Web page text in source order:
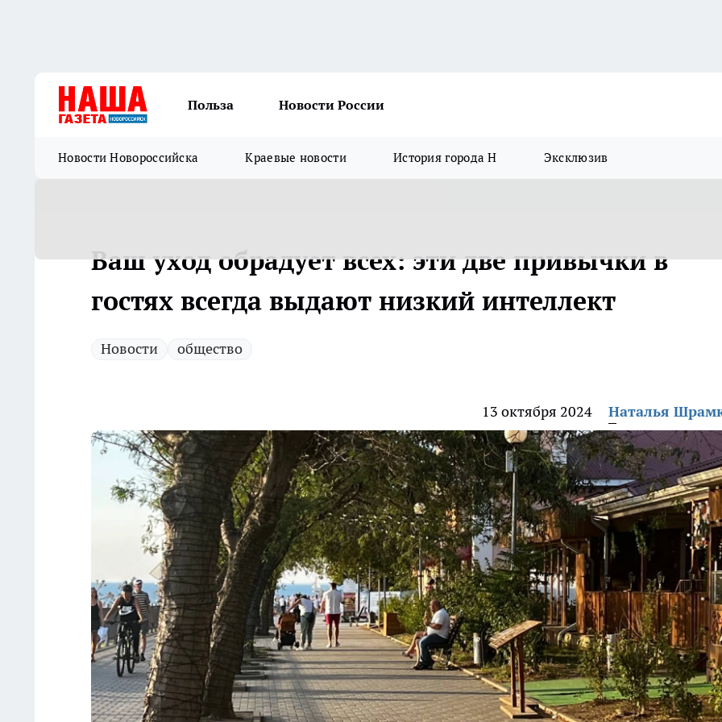
Польза Новости России
Новости Новороссийска Краевые новости История города Н Эксклюзив
Ваш уход обрадует всех: эти две привычки в
гостях всегда выдают низкий интеллект
Новости общество
13 октября 2024 Наталья